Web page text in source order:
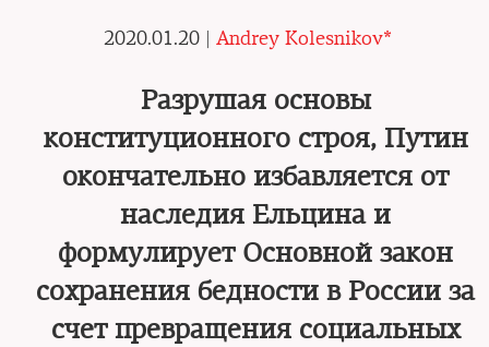
2020.01.20 | Andrey Kolesnikov*
Разрушая основы
конституционного строя, Путин
окончательно избавляется от
наследия Ельцина и
формулирует Основной закон
сохранения бедности в России за
счет превращения социальных